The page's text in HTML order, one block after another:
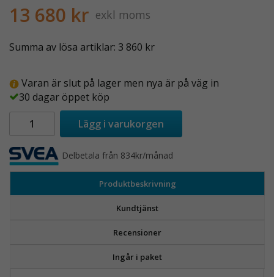
13 680 kr exkl moms
Summa av lösa artiklar: 3 860 kr
Varan är slut på lager men nya är på väg in
30 dagar öppet köp
Lägg i varukorgen
Delbetala från 834kr/månad
Produktbeskrivning
Kundtjänst
Recensioner
Ingår i paket